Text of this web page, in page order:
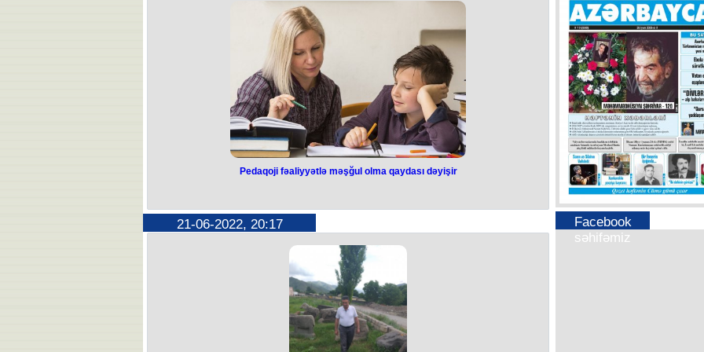
terror hücumunun qarşısını alıb. O, bu barədə bazar ertəsi açıqlama verib:
“Türkiyə təhlükəsizlik qüvvələri ilə əməliyyat səyləri öz bəhrəsini verdi.
Son günlərdə İsrail-Türkiyə birgə səyləri nəticəsində biz bir sıra terror
cəhdlərinin qarşısını aldıq və çox sayda terrorçu Türkiyə ərazisində həbs
Bennet Türkiyə Prezidenti Rəcəb Tayyib Ərdoğana göstərdiyi səylərə
görə təşəkkür edib. O, israillilərə və yəhudilərə qarşı İranın səylərinin
qarşısının alınması ilə bağlı birgə işlərin davam etdirildiyini vurğulayıb.
Qeyd edək ki, Türkiyənin Milli İstihbarat Təşkilatı (MİT) İran İnqilab
Keşikçiləri Korpusunun (SEPAH) Qüds qüvvələrinə qarşı əməliyyat keçirib
və israilli turistlərə qarşı terror törətmək istəyən İrana bağlı şəxsləri
saxlayıb.
Türkiyənin 18 şəhərində eyni vaxtda keçirilən əməliyyat nəticəsində bir
çoxu SEPAH-ın Qüds qüvvələrinin üzvü olan şəxslər həbs olunub.
Cavidan
Pedaqoji fəaliyyətlə məşğul olma qaydası dəyişir
21-06-2022, 20:17
Facebook
səhifəmiz